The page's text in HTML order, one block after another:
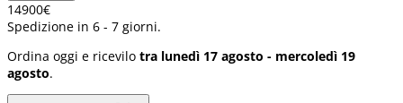
14900€
Spedizione in 6 - 7 giorni.
Ordina oggi e ricevilo tra lunedì 17 agosto - mercoledì 19
agosto.